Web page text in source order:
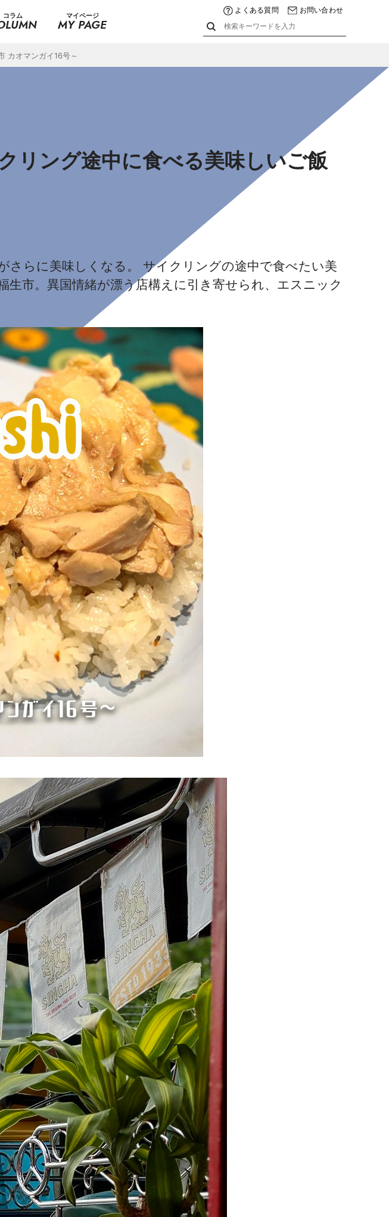
コラム マイページ
MY PAGE
よくある質問 お問い合わせ
カオマンガイ16号～
リング途中に食べる美味しいご飯
らに美味しくなる。 サイクリングの途中で食べたい美
市。異国情緒が漂う店構えに引き寄せられ、エスニック